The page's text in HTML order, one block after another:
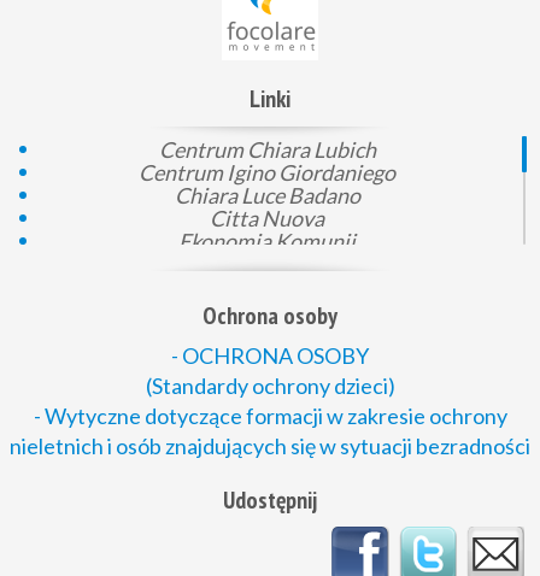
Linki
Centrum Chiara Lubich
Centrum Igino Giordaniego
Chiara Luce Badano
Citta Nuova
Ekonomia Komunii
Gen 4
Komunia i prawo
Loppiano
Mali pomocnicy Boga
Montet
Młodzież dla Zjednoczonego Świata
Nowe Rodziny
Passaparola
Polska Rada Ekumeniczna
Rada Ruchów Katolickich
Stowarzyszenie Fiore
Ochrona osoby
- OCHRONA OSOBY
(Standardy ochrony dzieci)
- Wytyczne dotyczące formacji w zakresie ochrony
nieletnich i osób znajdujących się w sytuacji bezradności
Udostępnij